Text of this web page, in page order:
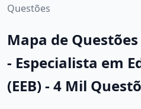
Questões
Mapa de Questões
- Especialista em
(EEB) - 4 Mil